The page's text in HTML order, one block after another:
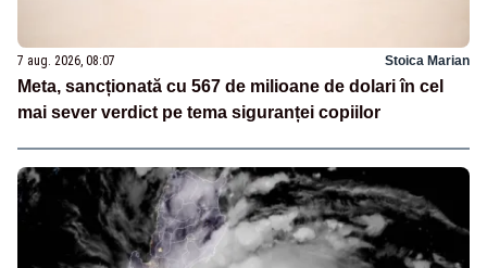
7 aug. 2026, 08:07 Stoica Marian
Meta, sancționată cu 567 de milioane de dolari în cel
mai sever verdict pe tema siguranței copiilor